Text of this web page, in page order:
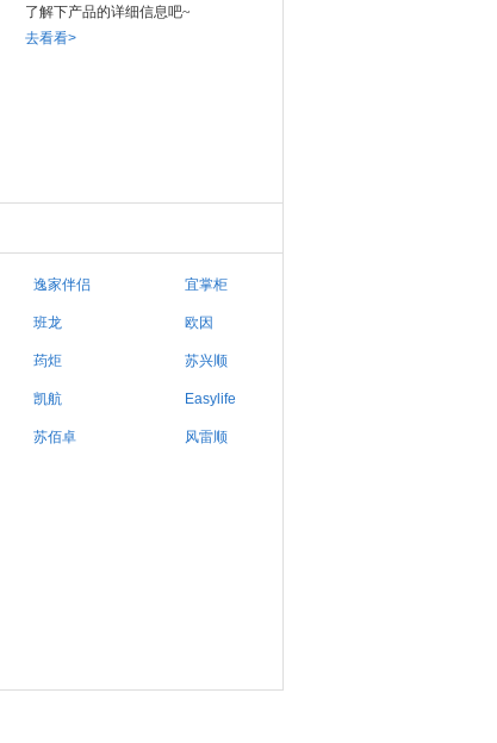
了解下产品的详细信息吧~
去看看>
逸家伴侣 宜掌柜
班龙 欧因
荺炬 苏兴顺
凯航 Easylife
苏佰卓 风雷顺